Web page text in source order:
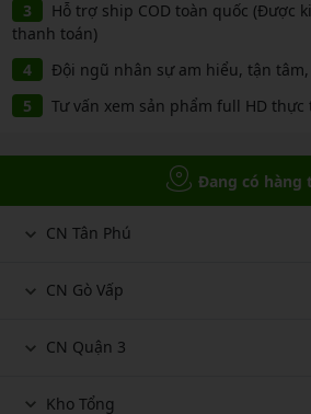
Hỗ trợ ship COD toàn quốc (Được
thanh toán)
Đội ngũ nhân sự am hiểu, tận
Tư vấn xem sản phẩm full HD
Đang có hàng
CN Tân Phú
CN Gò Vấp
CN Quận 3
Kho Tổng